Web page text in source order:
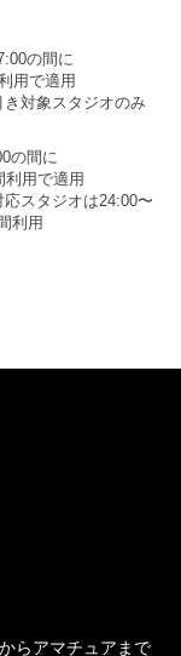
の間に
用で適用
対象スタジオのみ
の間に
利用で適用
スタジオは24:00〜
利用
らアマチュアまで